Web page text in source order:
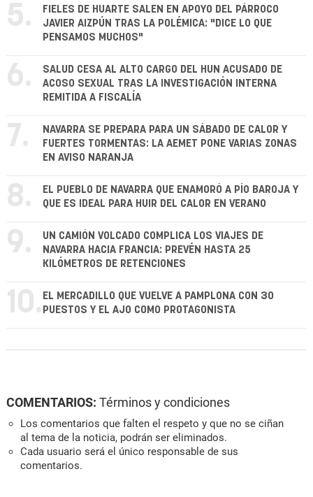
5.
FIELES DE HUARTE SALEN EN APOYO DEL PÁRROCO
JAVIER AIZPÚN TRAS LA POLÉMICA: "DICE LO QUE
PENSAMOS MUCHOS"
6.
SALUD CESA AL ALTO CARGO DEL HUN ACUSADO DE
ACOSO SEXUAL TRAS LA INVESTIGACIÓN INTERNA
REMITIDA A FISCALÍA
7.
NAVARRA SE PREPARA PARA UN SÁBADO DE CALOR Y
FUERTES TORMENTAS: LA AEMET PONE VARIAS ZONAS
EN AVISO NARANJA
8.
EL PUEBLO DE NAVARRA QUE ENAMORÓ A PÍO BAROJA Y
QUE ES IDEAL PARA HUIR DEL CALOR EN VERANO
9.
UN CAMIÓN VOLCADO COMPLICA LOS VIAJES DE
NAVARRA HACIA FRANCIA: PREVÉN HASTA 25
KILÓMETROS DE RETENCIONES
10. EL MERCADILLO QUE VUELVE A PAMPLONA CON 30
PUESTOS Y EL AJO COMO PROTAGONISTA
COMENTARIOS: Términos y condiciones
Los comentarios que falten el respeto y que no se ciñan
al tema de la noticia, podrán ser eliminados.
Cada usuario será el único responsable de sus
comentarios.